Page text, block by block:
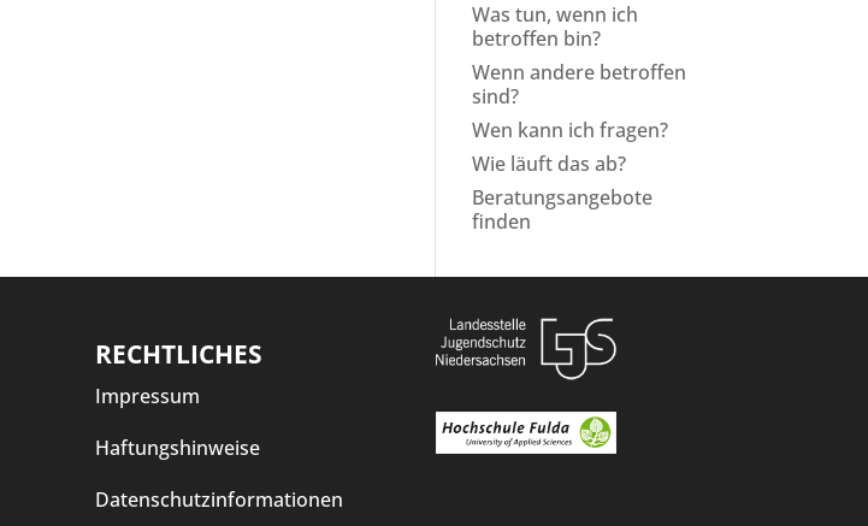
Was tun, wenn ich
betroffen bin?
Wenn andere betroffen
sind?
Wen kann ich fragen?
Wie läuft das ab?
Beratungsangebote
finden
RECHTLICHES
Impressum
Haftungshinweise
Datenschutzinformationen